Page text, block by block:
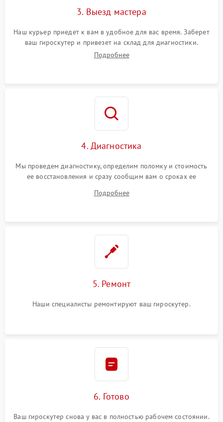
3. Выезд мастера
Наш курьер приедет к вам в удобное для вас время. Заберет
ваш гироскутер и привезет на склад для диагностики.
Подробнее
4. Диагностика
Мы проведем диагностику, определим поломку и стоимость
ее восстановления и сразу сообщим вам о сроках ее
Подробнее
5. Ремонт
Наши специалисты ремонтируют ваш гироскутер.
6. Готово
Ваш гироскутер снова у вас в полностью рабочем состоянии.